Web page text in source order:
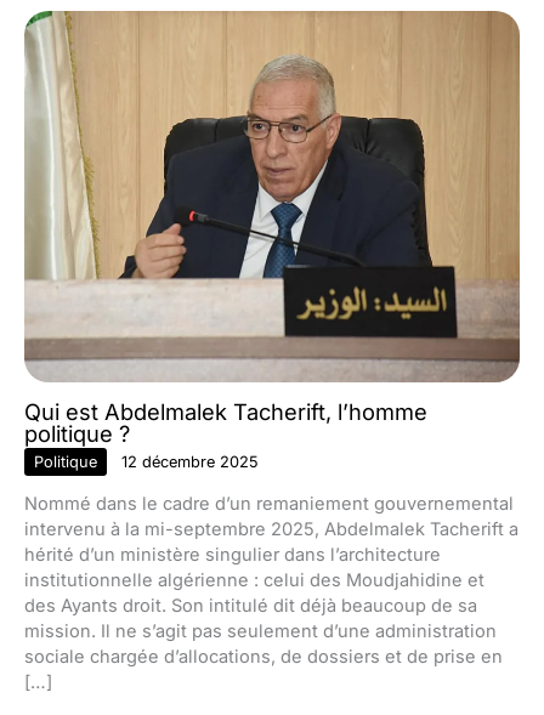
Qui est Abdelmalek Tacherift, l’homme
politique ?
Politique 12 décembre 2025
Nommé dans le cadre d’un remaniement gouvernemental
intervenu à la mi-septembre 2025, Abdelmalek Tacherift a
hérité d’un ministère singulier dans l’architecture
institutionnelle algérienne : celui des Moudjahidine et
des Ayants droit. Son intitulé dit déjà beaucoup de sa
mission. Il ne s’agit pas seulement d’une administration
sociale chargée d’allocations, de dossiers et de prise en
[…]